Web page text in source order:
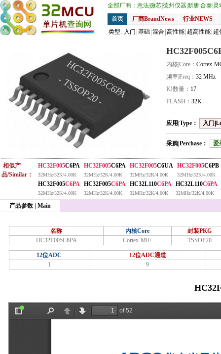
全部厂商： 意法微芯德州仪器新唐合泰 灵
首页
厂商BrandNews
行业NEWS
类型: 入门 基础 混合 高性能 超高性能 超
HC32F005C6PA
- TSSOP20 -
内核|Core： Cortex-
频率|Freq： 32 MHz
IO数量： 17
FLASH： 32K
应用|Type： 入门
采购|Perchase： 爱
相似产
品/Similar：
HC32F005C6PA
32MHz/32K/4.00K
HC32F005C6PA
32MHz/32K/4.00K
HC32F005C6UA
32MHz/32K/4.00K
HC32F005C6PB
32MHz/32K/4.00K
HC32F005C6PA
32MHz/32K/4.00K
HC32F005C6PA
32MHz/32K/4.00K
HC32L110C6PA
32MHz/32K/4.00K
HC32L110C6PA
32MHz/32K/4.00K
产品参数 | Main
名称 内核Core
封装PKG
HC32F005C6PA
Cortex-M0+ TSSOP20
12位ADC
12位ADC通道
1
9